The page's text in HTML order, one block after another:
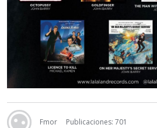
Fmor
Publicaciones: 701